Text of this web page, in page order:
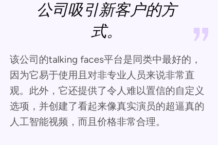
公司吸引新客户的方
式。
该公司的talking faces平台是同类中最好的，
因为它易于使用且对非专业人员来说非常直
观。此外，它还提供了令人难以置信的自定义
选项，并创建了看起来像真实演员的超逼真的
人工智能视频，而且价格非常合理。